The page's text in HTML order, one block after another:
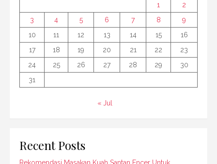
1
2
3
4 5 6 7 8
9
10
11 12 13 14 15
16
17
18 19 20 21 22
23
24
25 26 27 28 29
30
31
« Jul
Recent Posts
Rekomendasi Masakan Kuah Santan Encer Untuk